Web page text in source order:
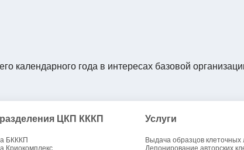
календарного года в интересах базовой
ЦКП КККП
БКККП
Криокомплекс
Услуги
Выдача образцов клеточных
Депонирование авторских